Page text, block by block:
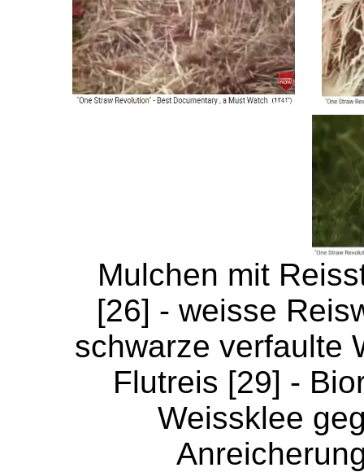
Mulchen mit
[26] - weisse
schwarze verfaulte
Flutreis [29] -
Weissklee